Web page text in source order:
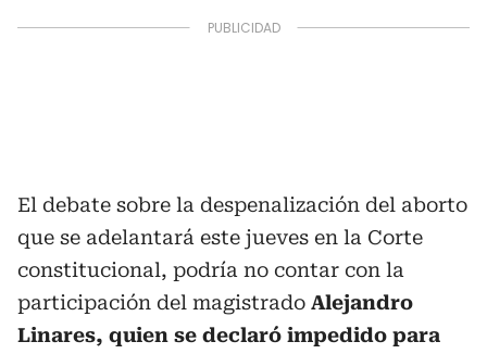
El debate sobre la despenalización del aborto
que se adelantará este jueves en la Corte
constitucional, podría no contar con la
participación del magistrado Alejandro
Linares, quien se declaró impedido para